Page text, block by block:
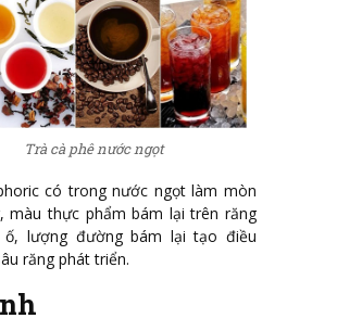
Trà cà phê nước ngọt
có trong nước ngọt làm mòn
màu thực phẩm bám lại trên răng
ố, lượng đường bám lại tạo điều
răng phát triển.